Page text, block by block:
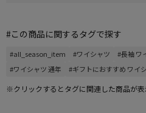
#この商品に関するタグで探す
#all_season_item #ワイシャツ #長袖 ワ
#ワイシャツ 通年
#ギフトにおすすめ ワイ
※クリックするとタグに関連した商品が表